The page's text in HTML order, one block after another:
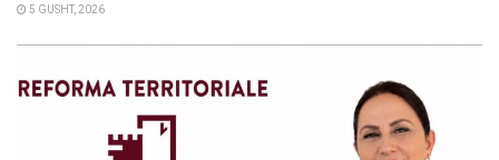
5 GUSHT, 2026